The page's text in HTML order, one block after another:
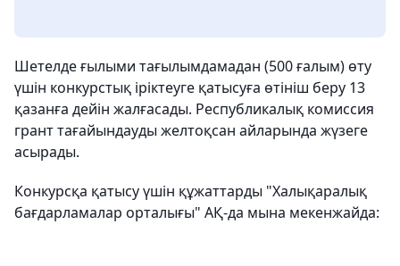
Шетелде ғылыми тағылымдамадан (500 ғалым) өту
үшін конкурстық іріктеуге қатысуға өтініш беру 13
қазанға дейін жалғасады. Республикалық комиссия
грант тағайындауды желтоқсан айларында жүзеге
асырады.
Конкурсқа қатысу үшін құжаттарды "Халықаралық
бағдарламалар орталығы" АҚ-да мына мекенжайда: